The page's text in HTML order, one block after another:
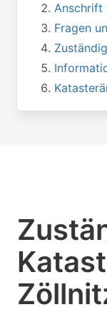
Anschrift
Fragen